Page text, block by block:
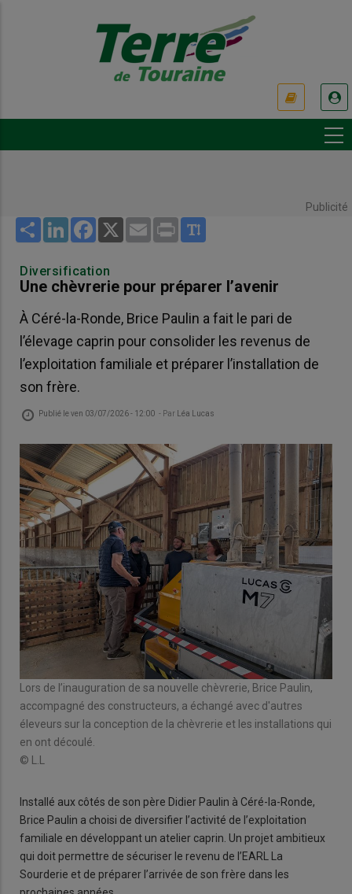
Publicité
Share LinkedInFacebook
X Email Print
Diversification
Une chèvrerie pour préparer l’avenir
À Céré-la-Ronde, Brice Paulin a fait le pari de
l’élevage caprin pour consolider les revenus de
l’exploitation familiale et préparer l’installation de
son frère.
Publié leven 03/07/2026 - 12:00 - Par Léa Lucas
Lors de l’inauguration de sa nouvelle chèvrerie, Brice Paulin,
accompagné des constructeurs, a échangé avec d'autres
éleveurs sur la conception de la chèvrerie et les installations qui
en ont découlé.
© L.L
Installé aux côtés de son père Didier Paulin à Céré-la-Ronde,
Brice Paulin a choisi de diversifier l’activité de l’exploitation
familiale en développant un atelier caprin. Un projet ambitieux
qui doit permettre de sécuriser le revenu de l’EARL La
Sourderie et de préparer l’arrivée de son frère dans les